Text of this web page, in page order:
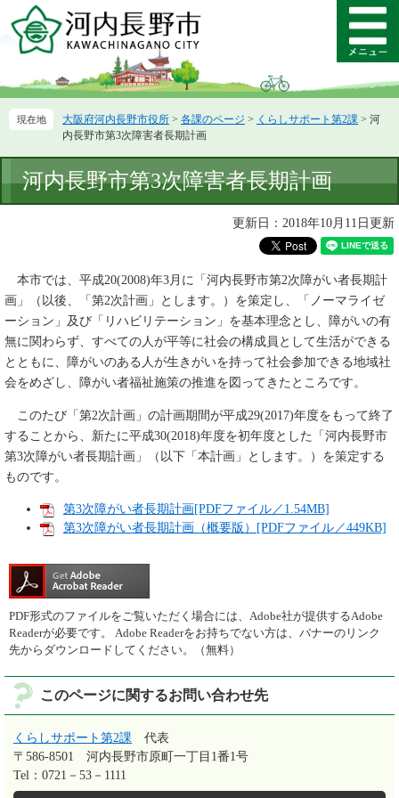
ー
先
ニ
を
て
メ
ニ
ー
大阪府河内長野市役所 > 各課のページ > くらしサポート第2課 > 河
内長野市第3次障害者長期計画
文
河内長野市第3次障害者長期計画
更新日：2018年10月11日更新
本市では、平成20(2008)年3月に「河内長野市第2次障がい者長期計
画」（以後、「第2次計画」とします。）を策定し、「ノーマライゼ
ーション」及び「リハビリテーション」を基本理念とし、障がいの有
無に関わらず、すべての人が平等に社会の構成員として生活ができる
とともに、障がいのある人が生きがいを持って社会参加できる地域社
会をめざし、障がい者福祉施策の推進を図ってきたところです。
このたび「第2次計画」の計画期間が平成29(2017)年度をもって終了
することから、新たに平成30(2018)年度を初年度とした「河内長野市
第3次障がい者長期計画」（以下「本計画」とします。）を策定する
ものです。
第3次障がい者長期計画[PDFファイル／1.54MB]
第3次障がい者長期計画（概要版）[PDFファイル／449KB]
PDF形式のファイルをご覧いただく場合には、Adobe社が提供するAdobe
Readerが必要です。
Adobe Readerをお持ちでない方は、バナーのリンク
先からダウンロードしてください。（無料）
このページに関するお問い合わせ先
くらしサポート第2課
代表
〒586-8501
河内長野市原町一丁目1番1号
Tel：0721－53－1111